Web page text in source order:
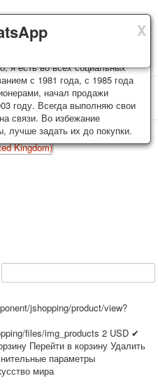
X
упаковываются и
дней после оплаты.
колоды карт отправляются в
осуществляется почтой России
зависит от веса и тарифов
покупателя возможна
компаниями.
X
почтовые открытки из частной
я есть во всех социальных
с 1981 года, с 1985 года
начал продажи
году. Всегда выполняю свои
связи. Во избежание
лучше задать их до покупки.
X
карты Открытки
jshopping/product/view?
files/img_products 2 USD ✔
Перейти в корзину Удалить
параметры
мира